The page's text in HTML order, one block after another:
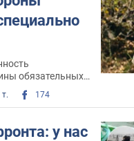
обязательных
1 млрд
174
у нас